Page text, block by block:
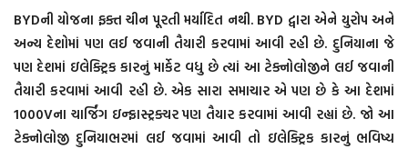
BYDની યોજના ફક્ત ચીન પૂરતી મર્યાદિત નથી. BYD દ્વારા એને યુરોપ અને
અન્ય દેશોમાં પણ લઈ જવાની તૈયારી કરવામાં આવી રહી છે. દુનિયાના જે
પણ દેશમાં ઇલેક્ટ્રિક કારનું માર્કેટ વધુ છે ત્યાં આ ટેક્નોલોજીને લઈ જવાની
તૈયારી કરવામાં આવી રહી છે. એક સારા સમાચાર એ પણ છે કે આ દેશમાં
1000Vના ચાર્જિંગ ઇન્ફ્રાસ્ટ્રક્ચર પણ તૈયાર કરવામાં આવી રહ્યાં છે. જો આ
ટેક્નોલોજી દુનિયાભરમાં લઈ જવામાં આવી તો ઇલેક્ટ્રિક કારનું ભવિષ્ય